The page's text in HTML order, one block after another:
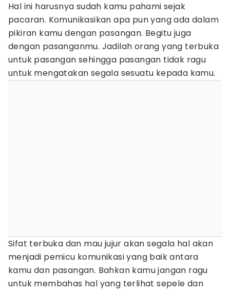
Hal ini harusnya sudah kamu pahami sejak
pacaran. Komunikasikan apa pun yang ada dalam
pikiran kamu dengan pasangan. Begitu juga
dengan pasanganmu. Jadilah orang yang terbuka
untuk pasangan sehingga pasangan tidak ragu
untuk mengatakan segala sesuatu kepada kamu.
Sifat terbuka dan mau jujur akan segala hal akan
menjadi pemicu komunikasi yang baik antara
kamu dan pasangan. Bahkan kamu jangan ragu
untuk membahas hal yang terlihat sepele dan